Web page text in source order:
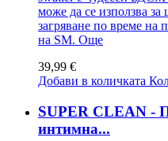
може да се използва
загряване по време на
на SM. Още
39,99 €
Добави в количката
SUPER CLEAN -
интимна...